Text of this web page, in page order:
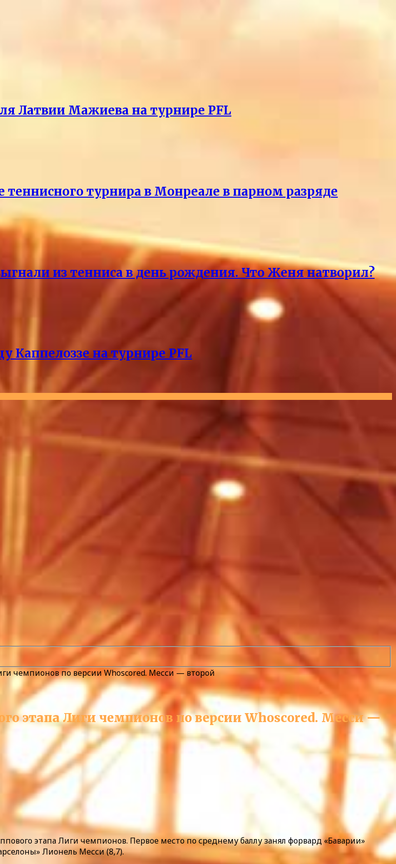
Латвии Мажиева на турнире PFL
турнира в Монреале в парном разряде
из тенниса в день рождения. Что Женя натворил?
Каппелоззе на турнире PFL
чемпионов по версии Whoscored. Месси — второй
этапа Лиги чемпионов по версии Whoscored. Месси —
этапа Лиги чемпионов. Первое место по среднему баллу занял форвард «Баварии»
Лионель Месси (8,7).